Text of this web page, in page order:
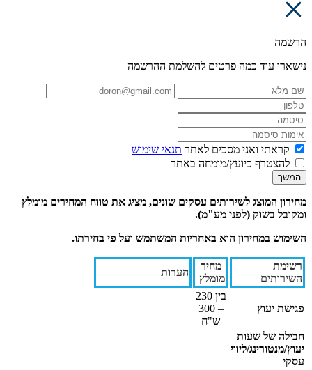
הרשמה
נישארו עוד כמה פרטים להשלמת ההרשמה
קראתי ואני מסכים לאתר תנאי שימוש
להצטרף כיועץ/מומחה באתר
המשך
מחירון המוצג לשירותים עסקים שונים, מציג את טווח המחירים מומלץ
ומקובל בשוק (לפני מע"מ).
השימוש במחירון הוא באחריות המשתמש ועל פי בחירתו.
רשימת
השירותים
מחיר
מומלץ
הערות
פגישת יעוץ
בין 230
– 300
ש"ח
חבילה של שעות
יעוץ/מנטורינג/ליווי
עסקי